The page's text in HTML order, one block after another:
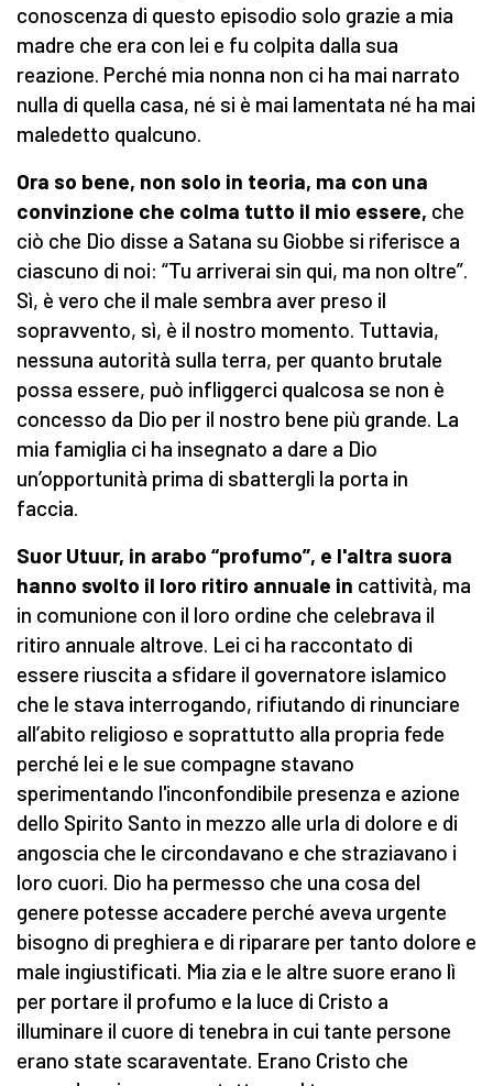
conoscenza di questo episodio solo grazie a mia
madre che era con lei e fu colpita dalla sua
reazione. Perché mia nonna non ci ha mai narrato
nulla di quella casa, né si è mai lamentata né ha mai
maledetto qualcuno.
Ora so bene, non solo in teoria, ma con una
convinzione che colma tutto il mio essere, che
ciò che Dio disse a Satana su Giobbe si riferisce a
ciascuno di noi: “Tu arriverai sin qui, ma non oltre”.
Sì, è vero che il male sembra aver preso il
sopravvento, sì, è il nostro momento. Tuttavia,
nessuna autorità sulla terra, per quanto brutale
possa essere, può infliggerci qualcosa se non è
concesso da Dio per il nostro bene più grande. La
mia famiglia ci ha insegnato a dare a Dio
un’opportunità prima di sbattergli la porta in
faccia.
Suor Utuur, in arabo “profumo”, e l'altra suora
hanno svolto il loro ritiro annuale in cattività, ma
in comunione con il loro ordine che celebrava il
ritiro annuale altrove. Lei ci ha raccontato di
essere riuscita a sfidare il governatore islamico
che le stava interrogando, rifiutando di rinunciare
all’abito religioso e soprattutto alla propria fede
perché lei e le sue compagne stavano
sperimentando l'inconfondibile presenza e azione
dello Spirito Santo in mezzo alle urla di dolore e di
angoscia che le circondavano e che straziavano i
loro cuori. Dio ha permesso che una cosa del
genere potesse accadere perché aveva urgente
bisogno di preghiera e di riparare per tanto dolore e
male ingiustificati. Mia zia e le altre suore erano lì
per portare il profumo e la luce di Cristo a
illuminare il cuore di tenebra in cui tante persone
erano state scaraventate. Erano Cristo che